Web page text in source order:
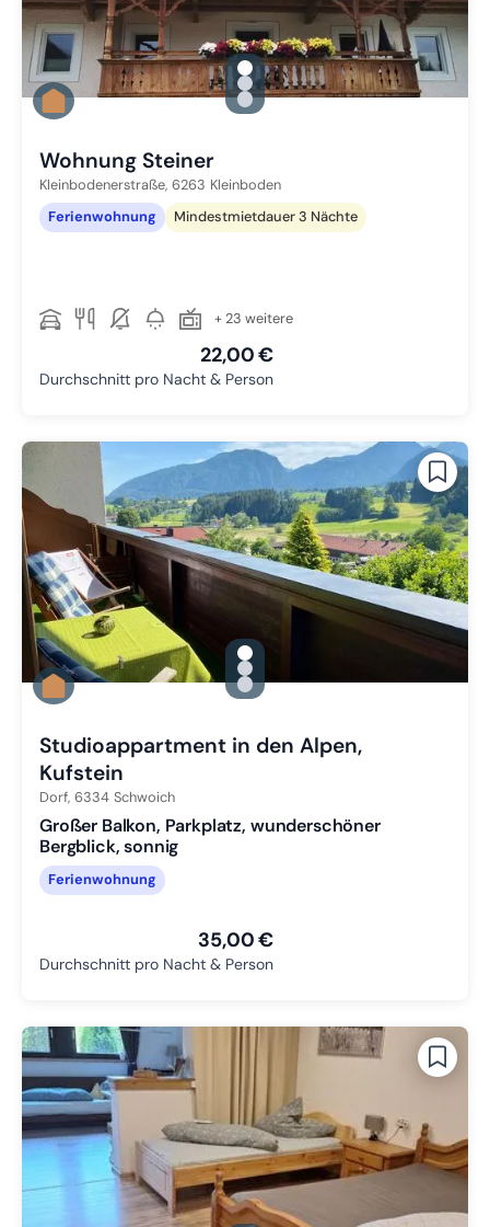
gallery.slide_selector
Zu Slide 1 wechseln
Zu Slide 2 wechseln
Zu Slide 3 wechseln
Wohnung Steiner
Kleinbodenerstraße, 6263 Kleinboden
Ferienwohnung
Mindestmietdauer 3 Nächte
+ 23 weitere
22,00 €
Durchschnitt pro Nacht & Person
gallery.slide_selector
Zu Slide 1 wechseln
Zu Slide 2 wechseln
Zu Slide 3 wechseln
Studioappartment in den Alpen,
Kufstein
Dorf, 6334 Schwoich
Großer Balkon, Parkplatz, wunderschöner
Bergblick, sonnig
Ferienwohnung
35,00 €
Durchschnitt pro Nacht & Person